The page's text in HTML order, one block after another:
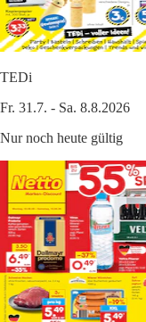
TEDi
Fr. 31.7. - Sa. 8.8.2026
Nur noch heute gültig